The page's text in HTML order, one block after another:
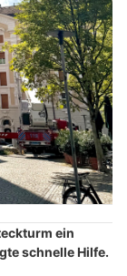
ein
schnelle Hilfe.